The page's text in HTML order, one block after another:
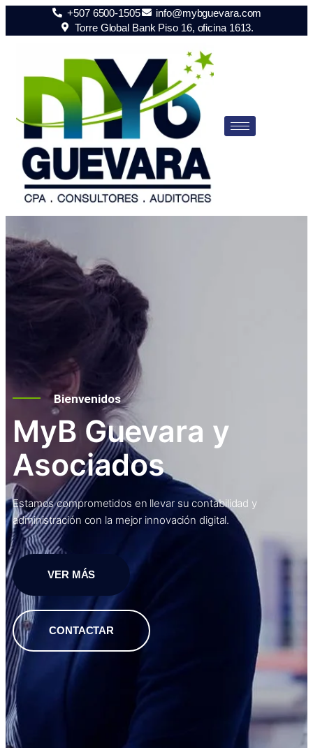
+507 6500-1505
info@mybguevara.com
Torre Global Bank Piso 16, oficina 1613.
Bienvenidos
MyB Guevara y
Asociados
Estamos comprometidos en llevar su contabilidad y
administración con la mejor innovación digital.
VER MÁS
CONTACTAR